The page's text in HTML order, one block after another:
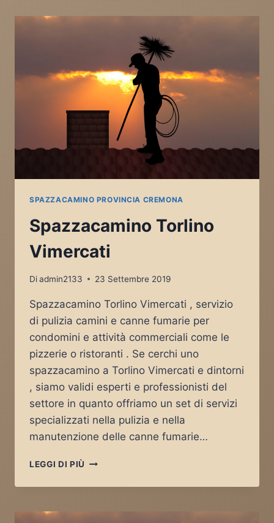
SPAZZACAMINO PROVINCIA CREMONA
Spazzacamino Torlino
Vimercati
Diadmin2133 23 Settembre 2019
Spazzacamino Torlino Vimercati , servizio
di pulizia camini e canne fumarie per
condomini e attività commerciali come le
pizzerie o ristoranti . Se cerchi uno
spazzacamino a Torlino Vimercati e dintorni
, siamo validi esperti e professionisti del
settore in quanto offriamo un set di servizi
specializzati nella pulizia e nella
manutenzione delle canne fumarie…
LEGGI DI PIÙ SPAZZACAMINO
VIMERCATI